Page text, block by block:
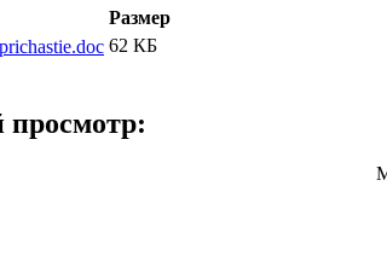
Размер
62 КБ